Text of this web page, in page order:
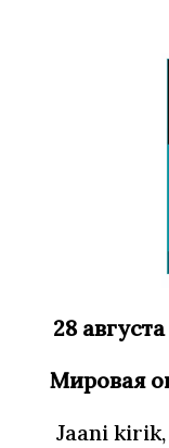
28
Мировая
Jaani kirik,